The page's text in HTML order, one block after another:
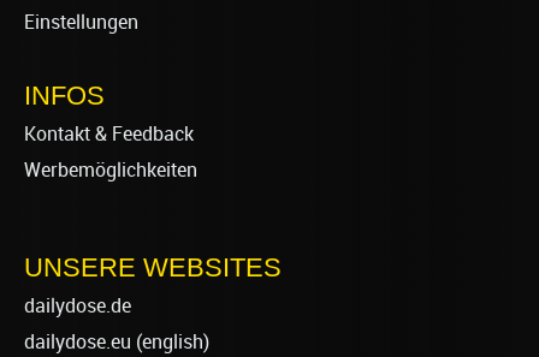
Einstellungen
INFOS
Kontakt & Feedback
Werbemöglichkeiten
UNSERE WEBSITES
dailydose.de
dailydose.eu (english)